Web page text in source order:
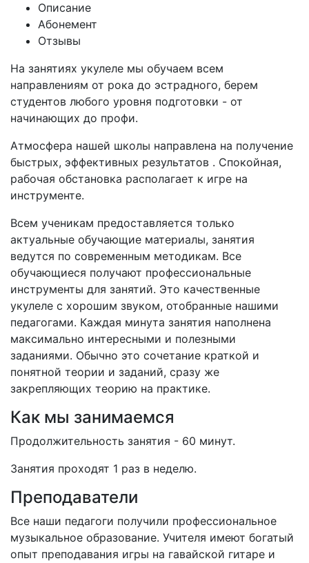
Описание
Абонемент
Отзывы
На занятиях укулеле мы обучаем всем
направлениям от рока до эстрадного, берем
студентов любого уровня подготовки - от
начинающих до профи.
Атмосфера нашей школы направлена на получение
быстрых, эффективных результатов . Спокойная,
рабочая обстановка располагает к игре на
инструменте.
Всем ученикам предоставляется только
актуальные обучающие материалы, занятия
ведутся по современным методикам. Все
обучающиеся получают профессиональные
инструменты для занятий. Это качественные
укулеле с хорошим звуком, отобранные нашими
педагогами. Каждая минута занятия наполнена
максимально интересными и полезными
заданиями. Обычно это сочетание краткой и
понятной теории и заданий, сразу же
закрепляющих теорию на практике.
Как мы занимаемся
Продолжительность занятия - 60 минут.
Занятия проходят 1 раз в неделю.
Преподаватели
Все наши педагоги получили профессиональное
музыкальное образование. Учителя имеют богатый
опыт преподавания игры на гавайской гитаре и